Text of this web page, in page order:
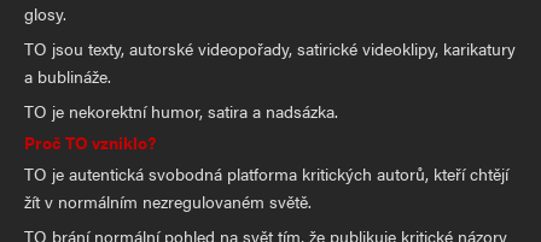
glosy.
TO jsou texty, autorské videopořady, satirické videoklipy, karikatury
a bublináže.
TO je nekorektní humor, satira a nadsázka.
Proč TO vzniklo?
TO je autentická svobodná platforma kritických autorů, kteří chtějí
žít v normálním nezregulovaném světě.
TO brání normální pohled na svět tím, že publikuje kritické názory